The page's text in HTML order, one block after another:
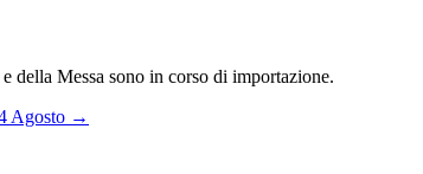
della Messa sono in corso di importazione.
Agosto →